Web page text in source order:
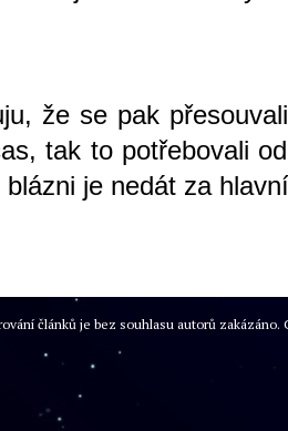
že se pak
tak to potřebovali
je nedát za
článků je bez souhlasu autorů